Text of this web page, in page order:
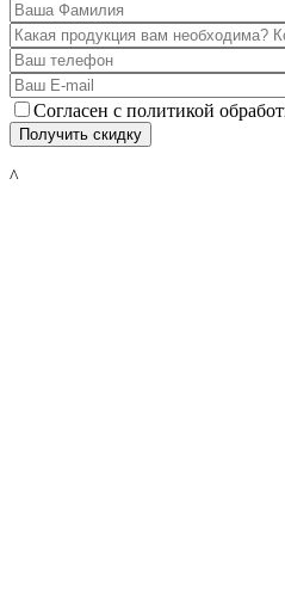
Согласен с политикой
^